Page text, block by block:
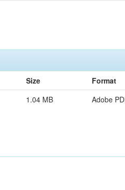
Size
Format
1.04 MB Adobe